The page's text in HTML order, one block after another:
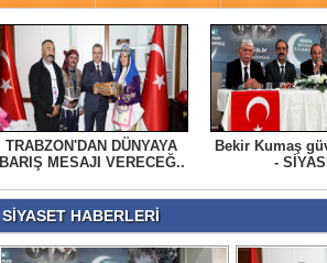
TRABZON'DAN DÜNYAYA
BARIŞ MESAJI VERECEĞ..
Bekir Kumaş
-
SİYASET HABERLERİ